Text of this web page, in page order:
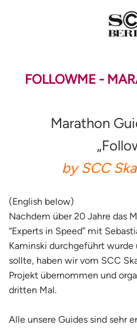
FOLLOWME -
Marathon
by SCC
(English below)
Nachdem über 20 Jahre das
“Experts in Speed” mit
Kaminski durchgeführt
sollte, haben wir vom SCC
Projekt übernommen und
dritten Mal.
Alle unsere Guides sind sehr